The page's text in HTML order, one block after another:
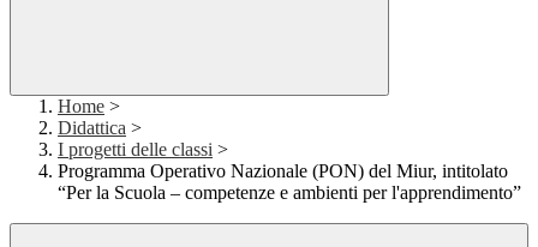
Home >
Didattica >
I progetti delle classi >
Programma Operativo Nazionale (PON) del Miur, intitolato
“Per la Scuola – competenze e ambienti per l'apprendimento”